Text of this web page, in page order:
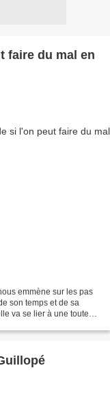
faire du mal en
emmène sur les pas
son temps et de sa
va se lier à une toute